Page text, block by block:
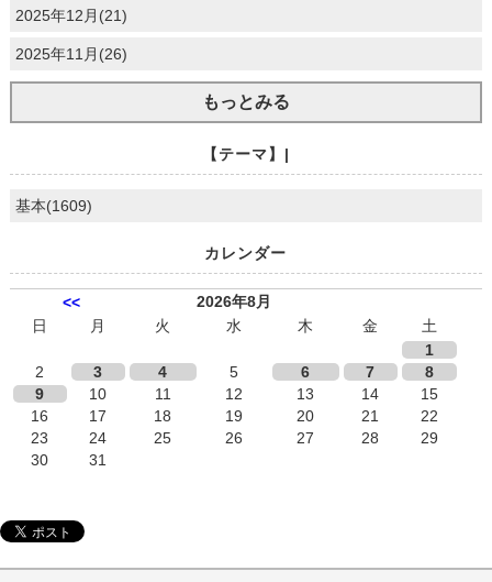
2025年12月(21)
2025年11月(26)
もっとみる
【テーマ】|
基本(1609)
カレンダー
<<
2026年8月
日
月 火 水 木 金
土
1
2
3 4 5 6 7
8
9
10 11 12 13 14
15
16
17 18 19 20 21
22
23
24 25 26 27 28
29
30
31